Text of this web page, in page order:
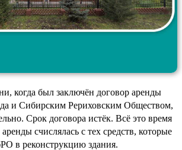
когда был заключён договор аренды
и Сибирским Рериховским Обществом,
Срок договора истёк. Всё это время
счислялась с тех средств, которые
в реконструкцию здания.